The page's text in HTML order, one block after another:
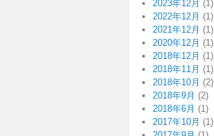
2023年12月 (1)
2022年12月 (1)
2021年12月 (1)
2020年12月 (1)
2018年12月 (1)
2018年11月 (1)
2018年10月 (2)
2018年9月 (2)
2018年6月 (1)
2017年10月 (1)